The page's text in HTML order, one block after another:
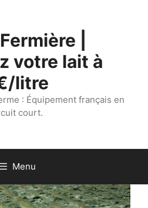
|
votre lait à
litre
: Équipement français en
court.
Menu